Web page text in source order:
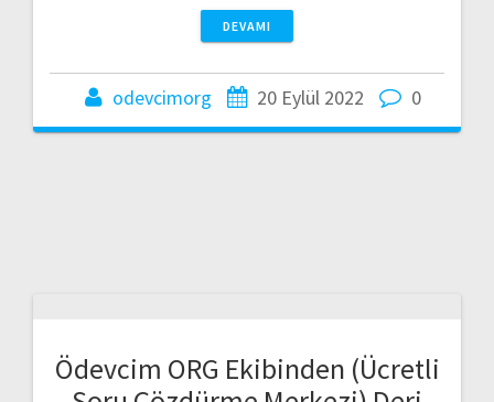
DEVAMI
odevcimorg 20 Eylül 2022 0
Ödevcim ORG Ekibinden (Ücretli